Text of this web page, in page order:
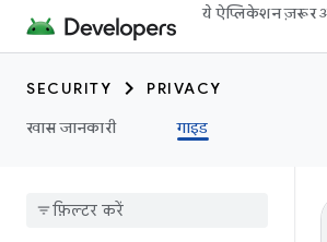
ये ऐप्लिकेशन ज़रूर
SECURITY
PRIVACY
खास जानकारी
गाइड